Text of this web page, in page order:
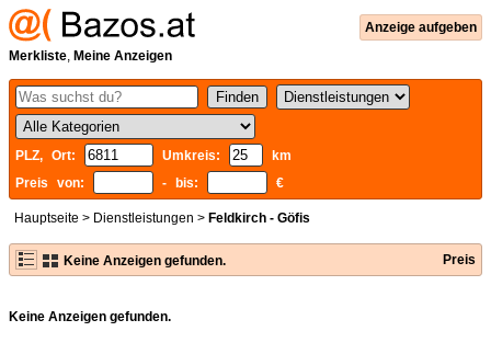
Anzeige aufgeben
Merkliste, Meine Anzeigen
PLZ, Ort: Umkreis:
km
Preis von:
- bis: €
Hauptseite > Dienstleistungen > Feldkirch - Göfis
Keine Anzeigen gefunden. Preis
Keine Anzeigen gefunden.